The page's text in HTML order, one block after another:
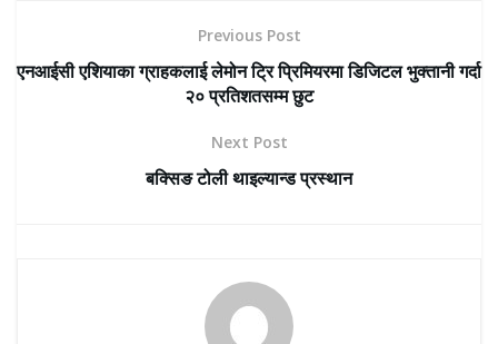
Previous Post
एनआईसी एशियाका ग्राहकलाई लेमोन ट्रि प्रिमियरमा डिजिटल भुक्तानी गर्दा
२० प्रतिशतसम्म छुट
Next Post
बक्सिङ टोली थाइल्यान्ड प्रस्थान